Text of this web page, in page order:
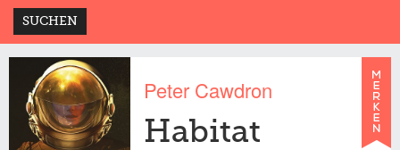
Peter Cawdron
Habitat